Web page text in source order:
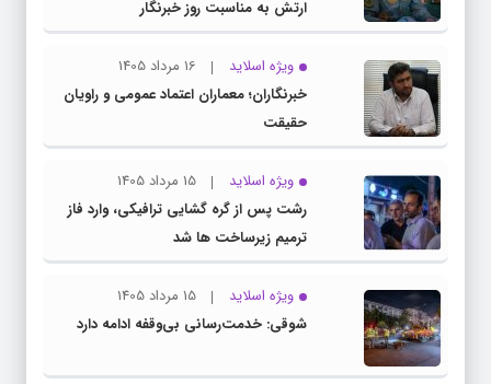
ارتش به مناسبت روز خبرنگار
ویژه اسلاید
16 مرداد 1405
خبرنگاران؛ معماران اعتماد عمومی و راویان
حقیقت
ویژه اسلاید
15 مرداد 1405
رشت پس از گره گشایی ترافیکی، وارد فاز
ترمیم زیرساخت ها شد
ویژه اسلاید
15 مرداد 1405
شوقی: خدمت‌رسانی بی‌وقفه ادامه دارد